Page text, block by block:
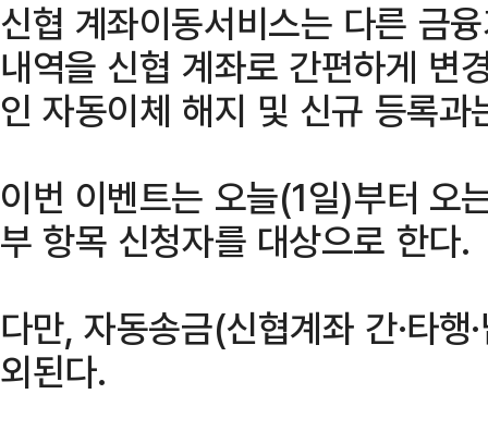
신협 계좌이동서비스는 다른 금
내역을 신협 계좌로 간편하게 변
인 자동이체 해지 및 신규 등록과
이번 이벤트는 오늘(1일)부터 오
부 항목 신청자를 대상으로 한다.
다만, 자동송금(신협계좌 간·타
외된다.